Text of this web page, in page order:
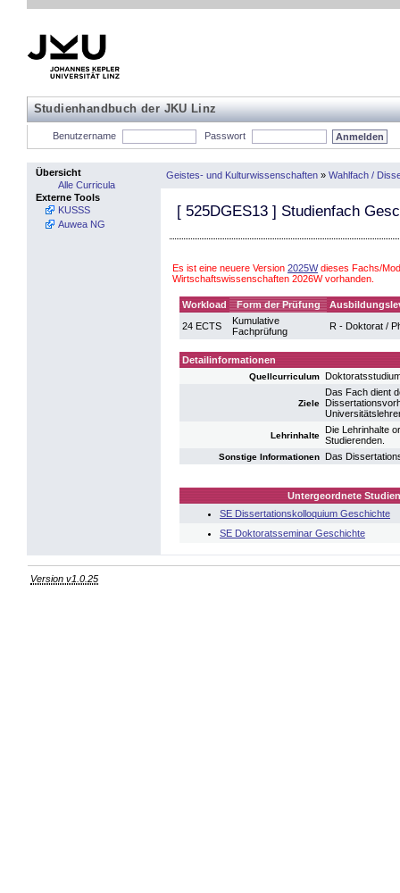
Studienhandbuch der JKU Linz
Benutzername Passwort
Übersicht
Alle Curricula
Externe Tools
KUSSS
Auwea NG
Geistes- und Kulturwissenschaften » Wahlfach /
[ 525DGES13 ] Studienfach
Es ist eine neuere Version 2025Wdieses Fachs/
Wirtschaftswissenschaften 2026W vorhanden.
Workload Form der Prüfung
24 ECTS
Kumulative
Fachprüfung
R - Doktorat /
Detailinformationen
Quellcurriculum
Ziele
Das Fach dient
Lehrinhalte
Die Lehrinhalte
Studierenden.
Sonstige Informationen Das
Untergeordnete
SE Dissertationskolloquium Geschichte
SE Doktoratsseminar Geschichte
Version v1.0.25